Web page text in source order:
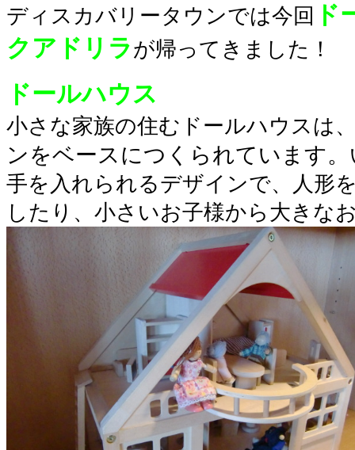
ディスカバリータウンでは今回
ド
クアドリラが帰ってきました！
ドールハウス
小さな家族の住むドールハウスは
ンをベースにつくられています。
手を入れられるデザインで、人形
したり、小さいお子様から大きな